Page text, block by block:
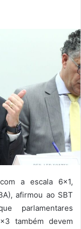
a escala 6×1,
afirmou ao SBT
parlamentares
também devem